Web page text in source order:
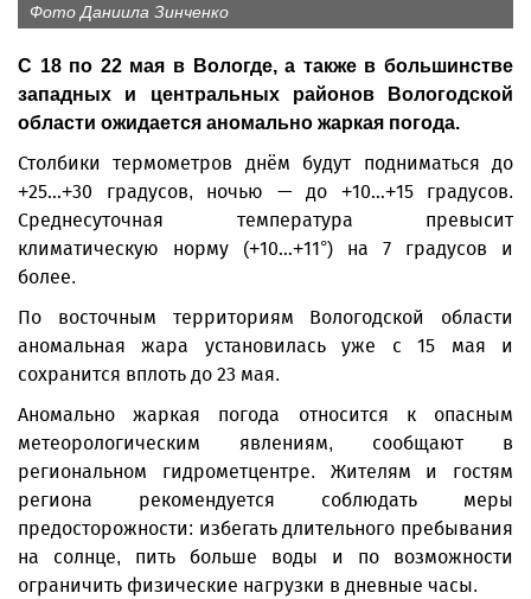
Фото Даниила Зинченко
С 18 по 22 мая в Вологде, а также в большинстве
западных и центральных районов Вологодской
области ожидается аномально жаркая погода.
Столбики термометров днём будут подниматься до
+25…+30 градусов, ночью — до +10…+15 градусов.
Среднесуточная температура превысит
климатическую норму (+10…+11°) на 7 градусов и
более.
По восточным территориям Вологодской области
аномальная жара установилась уже с 15 мая и
сохранится вплоть до 23 мая.
Аномально жаркая погода относится к опасным
метеорологическим явлениям, сообщают в
региональном гидрометцентре. Жителям и гостям
региона рекомендуется соблюдать меры
предосторожности: избегать длительного пребывания
на солнце, пить больше воды и по возможности
ограничить физические нагрузки в дневные часы.